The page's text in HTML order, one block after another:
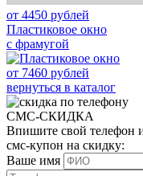
от 4450 рублей
Пластиковое окно
с фрамугой
от 7460 рублей
вернуться в каталог
СМС-СКИДКА
Впишите свой телефон
смс-купон на скидку:
Ваше имя